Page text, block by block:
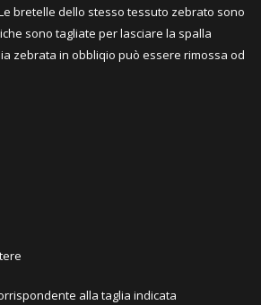
bretelle dello stesso tessuto zebrato sono
sono tagliate per lasciare la spalla
zebrata in obbliqio può essere rimossa od
alla taglia indicata